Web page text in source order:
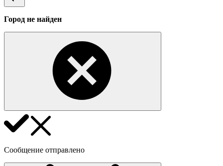
Город не найден
Сообщение отправлено